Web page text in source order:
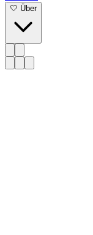
🤍 Über